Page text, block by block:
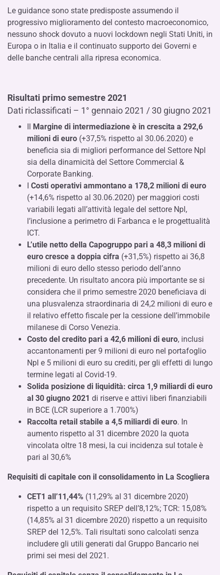
Le guidance sono state predisposte assumendo il
progressivo miglioramento del contesto macroeconomico,
nessuno shock dovuto a nuovi lockdown negli Stati Uniti, in
Europa o in Italia e il continuato supporto dei Governi e
delle banche centrali alla ripresa economica.
Risultati primo semestre 2021
Dati riclassificati – 1° gennaio 2021 / 30 giugno 2021
Il Margine di intermediazione è in crescita a 292,6
milioni di euro (+37,5% rispetto al 30.06.2020) e
beneficia sia di migliori performance del Settore Npl
sia della dinamicità del Settore Commercial &
Corporate Banking.
I Costi operativi ammontano a 178,2 milioni di euro
(+14,6% rispetto al 30.06.2020) per maggiori costi
variabili legati all’attività legale del settore Npl,
l’inclusione a perimetro di Farbanca e le progettualità
ICT.
L’utile netto della Capogruppo pari a 48,3 milioni di
euro cresce a doppia cifra (+31,5%) rispetto ai 36,8
milioni di euro dello stesso periodo dell’anno
precedente. Un risultato ancora più importante se si
considera che il primo semestre 2020 beneficiava di
una plusvalenza straordinaria di 24,2 milioni di euro e
il relativo effetto fiscale per la cessione dell’immobile
milanese di Corso Venezia.
Costo del credito pari a 42,6 milioni di euro, inclusi
accantonamenti per 9 milioni di euro nel portafoglio
Npl e 5 milioni di euro su crediti, per gli effetti di lungo
termine legati al Covid-19.
Solida posizione di liquidità: circa 1,9 miliardi di euro
al 30 giugno 2021 di riserve e attivi liberi finanziabili
in BCE (LCR superiore a 1.700%)
Raccolta retail stabile a 4,5 miliardi di euro. In
aumento rispetto al 31 dicembre 2020 la quota
vincolata oltre 18 mesi, la cui incidenza sul totale è
pari al 30,6%
Requisiti di capitale con il consolidamento in La Scogliera
CET1 all’11,44% (11,29% al 31 dicembre 2020)
rispetto a un requisito SREP dell’8,12%; TCR: 15,08%
(14,85% al 31 dicembre 2020) rispetto a un requisito
SREP del 12,5%. Tali risultati sono calcolati senza
includere gli utili generati dal Gruppo Bancario nei
primi sei mesi del 2021.